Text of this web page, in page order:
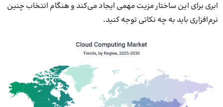
ابری برای این ساختار مزیت مهمی ایجاد می‌کند و هنگام انتخاب چنین
نرم‌افزاری باید به چه نکاتی توجه کنید.